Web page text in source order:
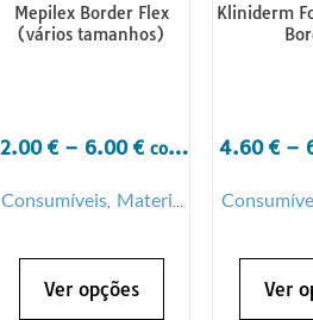
Mepilex Border Flex
(vários tamanhos)
2.00 € – 6.00 € com
IVA
Consumíveis Material
Ver opções
Kliniderm
4.60 € –
Ver